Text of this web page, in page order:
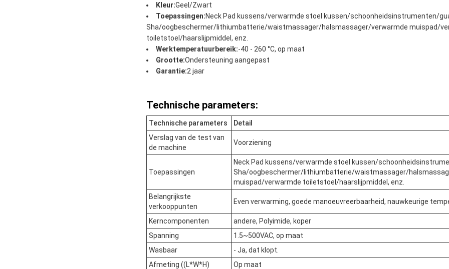
Kleur:Geel/Zwart
Toepassingen:Neck Pad kussens/verwarmde stoel kussen/schoonheidsinstrumenten/
Sha/oogbeschermer/lithiumbatterie/waistmassager/halsmassager/verwarmde muispad/
toiletstoel/haarslijpmiddel, enz.
Werktemperatuurbereik:-40 - 260 °C, op maat
Grootte:Ondersteuning aangepast
Garantie:2 jaar
Technische parameters:
Technische parameters
Detail
Verslag van de test van
de machine
Voorziening
Toepassingen
Neck Pad kussens/verwarmde stoel kussen/
Sha/oogbeschermer/lithiumbatterie/waistmassager/
muispad/verwarmde toiletstoel/haarslijpmiddel, enz.
Belangrijkste
verkooppunten
Even verwarming, goede manoeuvreerbaarheid, nauwkeurige
Kerncomponenten
andere, Polyimide, koper
Spanning
1.5~500VAC, op maat
Wasbaar
- Ja, dat klopt.
Afmeting ((L*W*H)
Op maat